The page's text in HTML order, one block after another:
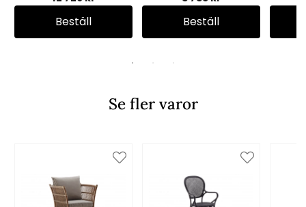
Beställ Beställ
Se fler varor